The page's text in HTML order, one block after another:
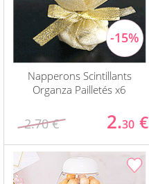
Napperons Scintillants
Organza Pailletés x6
2.70 € 2.30 €